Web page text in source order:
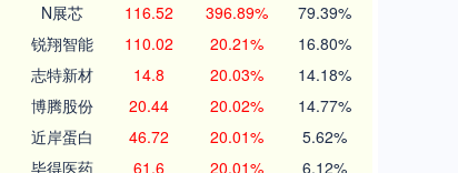
N展芯 116.52 396.89% 79.39%
锐翔智能 110.02 20.21% 16.80%
志特新材 14.8 20.03% 14.18%
博腾股份 20.44 20.02% 14.77%
近岸蛋白 46.72 20.01% 5.62%
毕得医药 61.6 20.01% 6.12%